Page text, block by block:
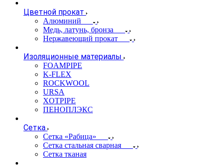
Цветной прокат
Алюминий
Медь, латунь, бронза
Нержавеющий прокат
Изоляционные материалы
FOAMPIPE
K-FLEX
ROCKWOOL
URSA
XOTPIPE
ПЕНОПЛЭКС
Сетка
Сетка «Рабица»
Сетка стальная сварная
Сетка тканая